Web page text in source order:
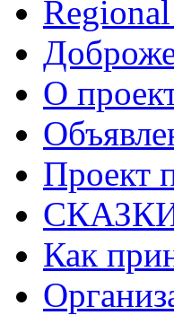
О
Проект
Как